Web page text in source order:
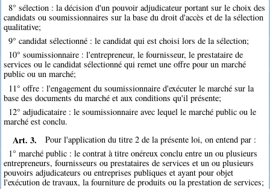
8° sélection : la décision d'un pouvoir adjudicateur portant sur le choix des
candidats ou soumissionnaires sur la base du droit d'accès et de la sélection
qualitative;
9° candidat sélectionné : le candidat qui est choisi lors de la sélection;
10° soumissionnaire : l'entrepreneur, le fournisseur, le prestataire de
services ou le candidat sélectionné qui remet une offre pour un marché
public ou un marché;
11° offre : l'engagement du soumissionnaire d'exécuter le marché sur la
base des documents du marché et aux conditions qu'il présente;
12° adjudicataire : le soumissionnaire avec lequel le marché public ou le
marché est conclu.
Art. 3.
Pour l'application du titre 2 de la présente loi, on entend par :
1° marché public : le contrat à titre onéreux conclu entre un ou plusieurs
entrepreneurs, fournisseurs ou prestataires de services et un ou plusieurs
pouvoirs adjudicateurs ou entreprises publiques et ayant pour objet
l'exécution de travaux, la fourniture de produits ou la prestation de services;